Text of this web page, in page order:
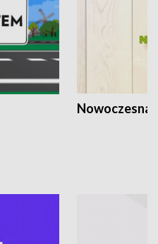
Nowoczesna